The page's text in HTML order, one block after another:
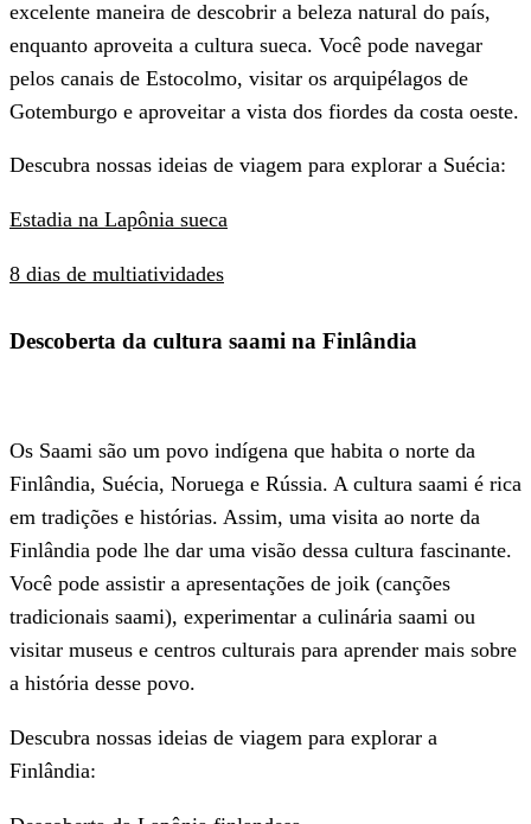
excelente maneira de descobrir a beleza natural do país,
enquanto aproveita a cultura sueca. Você pode navegar
pelos canais de Estocolmo, visitar os arquipélagos de
Gotemburgo e aproveitar a vista dos fiordes da costa oeste.
Descubra nossas ideias de viagem para explorar a Suécia:
Estadia na Lapônia sueca
8 dias de multiatividades
Descoberta da cultura saami na Finlândia
Os Saami são um povo indígena que habita o norte da
Finlândia, Suécia, Noruega e Rússia. A cultura saami é rica
em tradições e histórias. Assim, uma visita ao norte da
Finlândia pode lhe dar uma visão dessa cultura fascinante.
Você pode assistir a apresentações de joik (canções
tradicionais saami), experimentar a culinária saami ou
visitar museus e centros culturais para aprender mais sobre
a história desse povo.
Descubra nossas ideias de viagem para explorar a
Finlândia: